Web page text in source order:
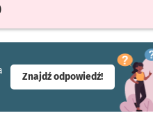
Znajdź odpowiedź!- otworzy